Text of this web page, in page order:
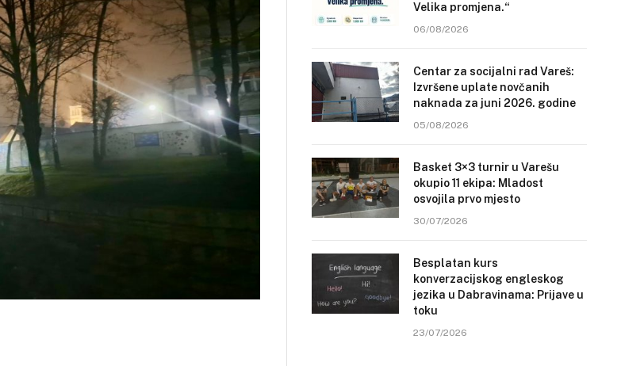
Velika promjena.“
06/08/2026
Centar za socijalni rad Vareš:
Izvršene uplate novčanih
naknada za juni 2026. godine
05/08/2026
Basket 3×3 turnir u Varešu
okupio 11 ekipa: Mladost
osvojila prvo mjesto
30/07/2026
Besplatan kurs
konverzacijskog engleskog
jezika u Dabravinama: Prijave u
toku
23/07/2026